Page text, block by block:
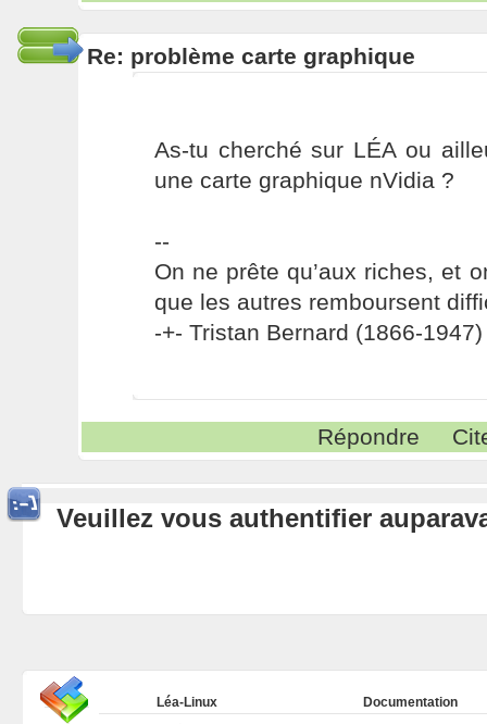
Re: problème carte graphique
As-tu cherché sur LÉA ou
une carte graphique nVidia ?
--
On ne prête qu’aux riches, et
que les autres remboursent
-+- Tristan Bernard (1866-1947)
Répondre
Veuillez vous authentifier
Léa-Linux
Documentation